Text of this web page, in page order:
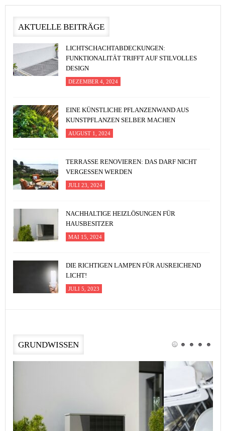
AKTUELLE BEITRÄGE
LICHTSCHACHTABDECKUNGEN:
FUNKTIONALITÄT TRIFFT AUF STILVOLLES
DESIGN
DEZEMBER 4, 2024
EINE KÜNSTLICHE PFLANZENWAND AUS
KUNSTPFLANZEN SELBER MACHEN
AUGUST 1, 2024
TERRASSE RENOVIEREN: DAS DARF NICHT
VERGESSEN WERDEN
JULI 23, 2024
NACHHALTIGE HEIZLÖSUNGEN FÜR
HAUSBESITZER
MAI 15, 2024
DIE RICHTIGEN LAMPEN FÜR AUSREICHEND
LICHT!
JULI 5, 2023
GRUNDWISSEN